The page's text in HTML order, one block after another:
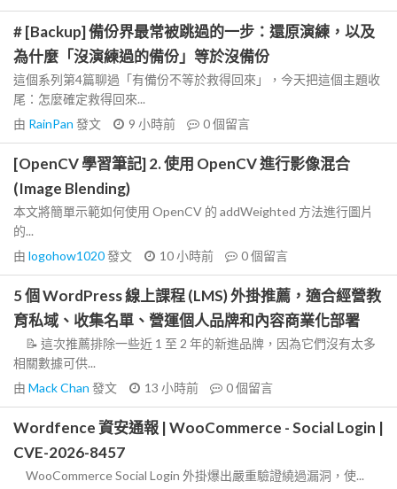
# [Backup] 備份界最常被跳過的一步：還原演練，以及
為什麼「沒演練過的備份」等於沒備份
這個系列第4篇聊過「有備份不等於救得回來」，今天把這個主題收
尾：怎麼確定救得回來...
由 RainPan 發文 9 小時前 0個留言
[OpenCV 學習筆記] 2. 使用 OpenCV 進行影像混合
(Image Blending)
本文將簡單示範如何使用 OpenCV 的 addWeighted 方法進行圖片
的...
由 logohow1020發文 10 小時前 0個留言
5 個 WordPress 線上課程 (LMS) 外掛推薦，適合經營教
育私域、收集名單、營運個人品牌和內容商業化部署
📝 這次推薦排除一些近 1 至 2 年的新進品牌，因為它們沒有太多
相關數據可供...
由 Mack Chan 發文 13 小時前 0個留言
Wordfence 資安通報 | WooCommerce - Social Login |
CVE-2026-8457
WooCommerce Social Login 外掛爆出嚴重驗證繞過漏洞，使...